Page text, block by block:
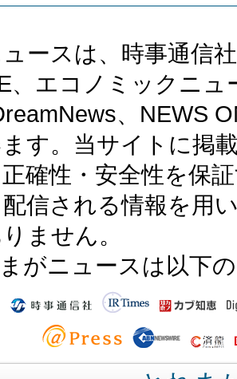
ースは、時事通信
、エコノミックニ
、NEWS
す。当サイトに掲
確性・安全性を保
信される情報を用
ません。
がニュースは以下